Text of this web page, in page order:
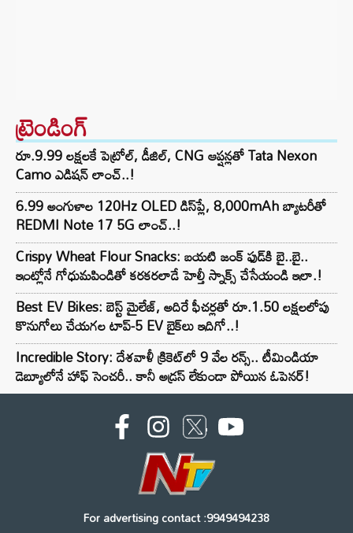
ట్రెండింగ్‌
రూ.9.99 లక్షలకే పెట్రోల్, డీజిల్, CNG ఆప్షన్లతో Tata Nexon
Camo ఎడిషన్ లాంచ్..!
6.99 అంగుళాల 120Hz OLED డిస్‌ప్లే, 8,000mAh బ్యాటరీతో
REDMI Note 17 5G లాంచ్..!
Crispy Wheat Flour Snacks: బయటి జంక్ ఫుడ్‌కి బై..బై..
ఇంట్లోనే గోధుమపిండితో కరకరలాడే హెల్తీ స్నాక్స్ చేసేయండి ఇలా.!
Best EV Bikes: బెస్ట్ మైలేజ్, అదిరే ఫీచర్లతో రూ.1.50 లక్షలలోపు
కొనుగోలు చేయగల టాప్-5 EV బైక్‌లు ఇదిగో..!
Incredible Story: దేశవాళీ క్రికెట్‌లో 9 వేల రన్స్.. టీమిండియా
డెబ్యూలోనే హాఫ్ సెంచరీ.. కానీ అడ్రస్ లేకుండా పోయిన ఓపెనర్!
For advertising contact :9949494238